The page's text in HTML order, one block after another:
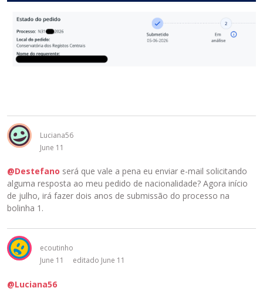
Luciana56
June 11
@Destefano será que vale a pena eu enviar e-mail solicitando
alguma resposta ao meu pedido de nacionalidade? Agora início
de julho, irá fazer dois anos de submissão do processo na
bolinha 1.
ecoutinho
June 11
editado June 11
@Luciana56